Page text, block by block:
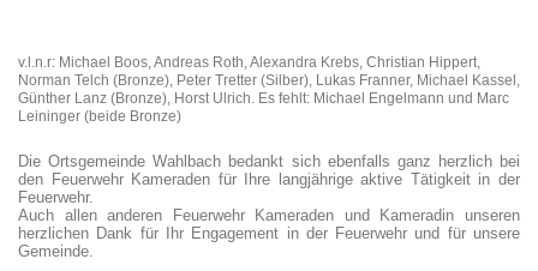
v.l.n.r: Michael Boos, Andreas Roth, Alexandra Krebs, Christian Hippert,
Norman Telch (Bronze), Peter Tretter (Silber), Lukas Franner, Michael Kassel,
Günther Lanz (Bronze), Horst Ulrich. Es fehlt: Michael Engelmann und Marc
Leininger (beide Bronze)
Die Ortsgemeinde Wahlbach bedankt sich ebenfalls ganz herzlich bei
den Feuerwehr Kameraden für Ihre langjährige aktive Tätigkeit in der
Feuerwehr.
Auch allen anderen Feuerwehr Kameraden und Kameradin unseren
herzlichen Dank für Ihr Engagement in der Feuerwehr und für unsere
Gemeinde.